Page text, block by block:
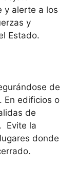
y alerte a los
y
Estado.
de
En edificios o
de
Evite la
donde